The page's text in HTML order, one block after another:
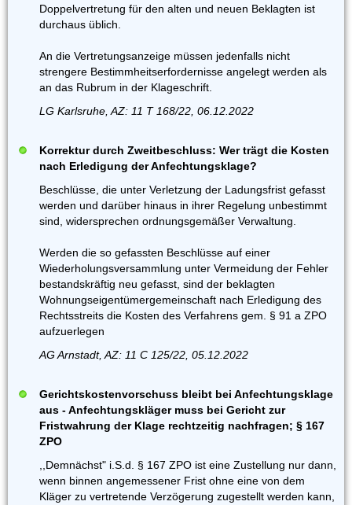
Doppelvertretung für den alten und neuen Beklagten ist
durchaus üblich.
An die Vertretungsanzeige müssen jedenfalls nicht
strengere Bestimmheitserfordernisse angelegt werden als
an das Rubrum in der Klageschrift.
LG Karlsruhe, AZ: 11 T 168/22, 06.12.2022
Korrektur durch Zweitbeschluss: Wer trägt die Kosten
nach Erledigung der Anfechtungsklage?
Beschlüsse, die unter Verletzung der Ladungsfrist gefasst
werden und darüber hinaus in ihrer Regelung unbestimmt
sind, widersprechen ordnungsgemäßer Verwaltung.
Werden die so gefassten Beschlüsse auf einer
Wiederholungsversammlung unter Vermeidung der Fehler
bestandskräftig neu gefasst, sind der beklagten
Wohnungseigentümergemeinschaft nach Erledigung des
Rechtsstreits die Kosten des Verfahrens gem. § 91 a ZPO
aufzuerlegen
AG Arnstadt, AZ: 11 C 125/22, 05.12.2022
Gerichtskostenvorschuss bleibt bei Anfechtungsklage
aus - Anfechtungskläger muss bei Gericht zur
Fristwahrung der Klage rechtzeitig nachfragen; § 167
ZPO
,,Demnächst" i.S.d. § 167 ZPO ist eine Zustellung nur dann,
wenn binnen angemessener Frist ohne eine von dem
Kläger zu vertretende Verzögerung zugestellt werden kann,